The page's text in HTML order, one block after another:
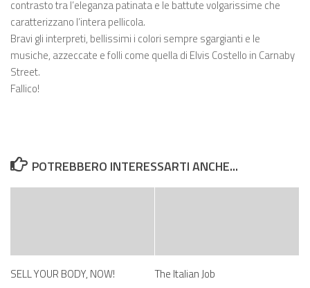
contrasto tra l’eleganza patinata e le battute volgarissime che
caratterizzano l’intera pellicola.
Bravi gli interpreti, bellissimi i colori sempre sgargianti e le
musiche, azzeccate e folli come quella di Elvis Costello in Carnaby
Street.
Fallico!
POTREBBERO INTERESSARTI ANCHE...
SELL YOUR BODY, NOW! The Italian Job